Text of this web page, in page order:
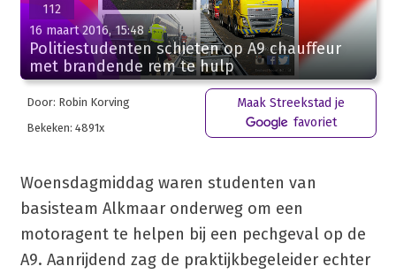
112
16 maart 2016, 15:48
Politiestudenten schieten op A9 chauffeur
met brandende rem te hulp
Door: Robin Korving
Bekeken: 4891x
Maak Streekstad je
favoriet
Woensdagmiddag waren studenten van
basisteam Alkmaar onderweg om een
motoragent te helpen bij een pechgeval op de
A9. Aanrijdend zag de praktijkbegeleider echter